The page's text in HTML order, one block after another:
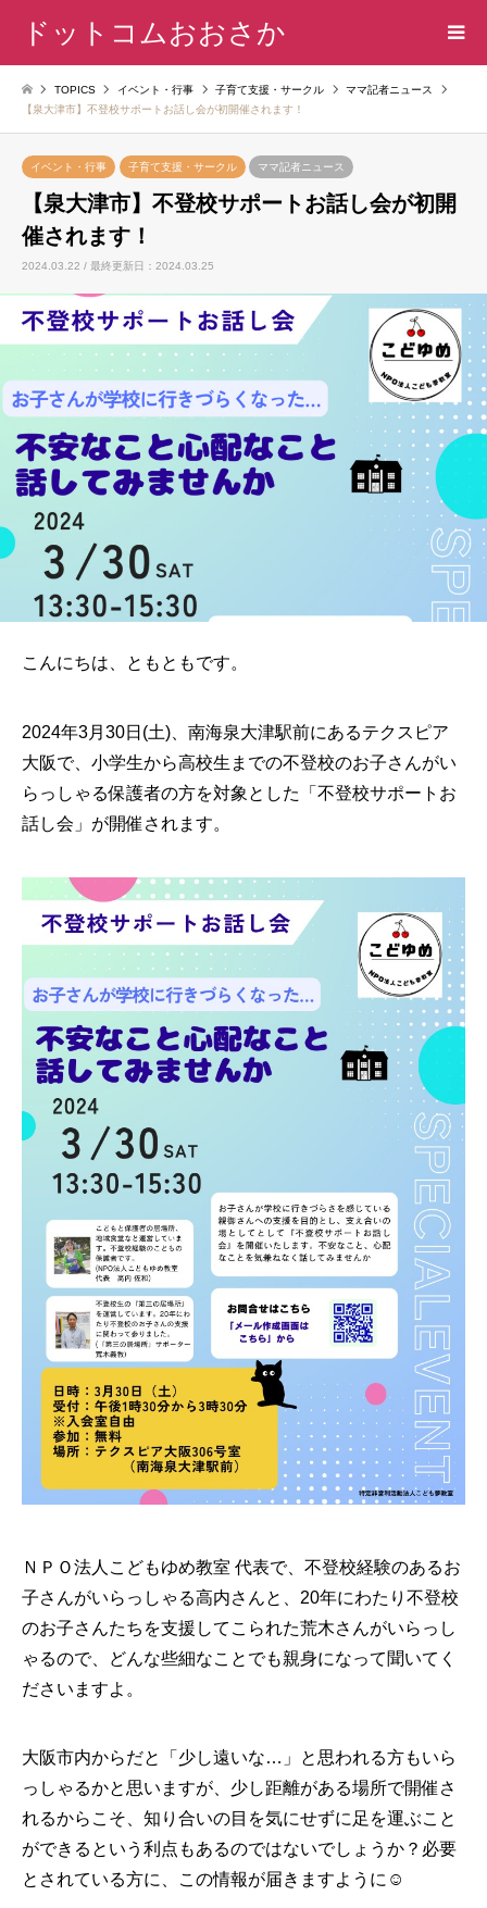
ドットコムおおさか
TOPICS イベント・行事 子育て支援・サークル
ママ記者ニュース
【泉大津市】不登校サポートお話し会が初開催されます！
イベント・行事 子育て支援・サークル ママ記者ニュース
【泉大津市】不登校サポートお話し会が初開
催されます！
2024.03.22 / 最終更新日：2024.03.25
こんにちは、ともともです。
2024年3月30日(土)、南海泉大津駅前にあるテクスピア
大阪で、小学生から高校生までの不登校のお子さんがい
らっしゃる保護者の方を対象とした「不登校サポートお
話し会」が開催されます。
ＮＰＯ法人こどもゆめ教室 代表で、不登校経験のあるお
子さんがいらっしゃる高内さんと、20年にわたり不登校
のお子さんたちを支援してこられた荒木さんがいらっし
ゃるので、どんな些細なことでも親身になって聞いてく
ださいますよ。
大阪市内からだと「少し遠いな…」と思われる方もいら
っしゃるかと思いますが、少し距離がある場所で開催さ
れるからこそ、知り合いの目を気にせずに足を運ぶこと
ができるという利点もあるのではないでしょうか？必要
とされている方に、この情報が届きますように☺